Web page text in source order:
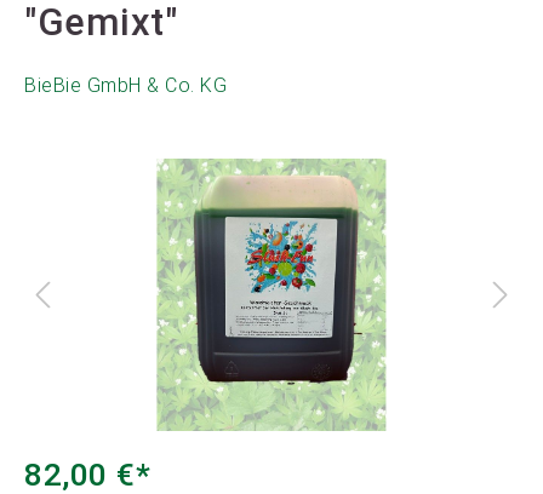
"Gemixt"
BieBie GmbH & Co. KG
82,00 €*